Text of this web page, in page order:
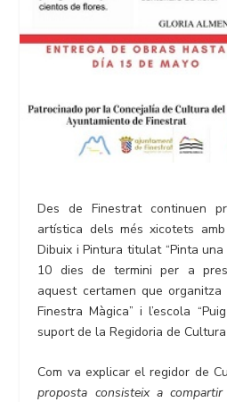
Des de Finestrat continuen
artística dels més xicotets
Dibuix i Pintura titulat “Pinta una
10 dies de termini per a
aquest certamen que
Finestra Màgica” i l’escola
suport de la Regidoria de
Com va explicar el regidor de
proposta consisteix a